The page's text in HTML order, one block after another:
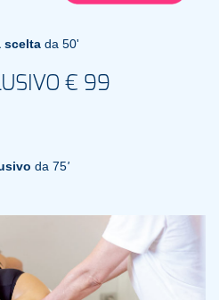
scelta da 50'
€ 99
da 75'